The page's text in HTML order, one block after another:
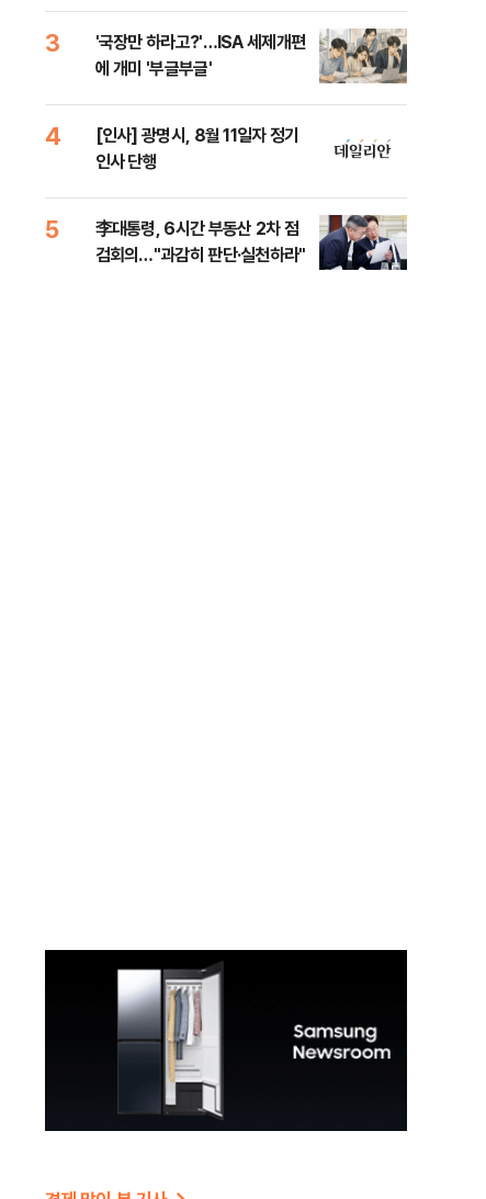
3
'국장만 하라고?'…ISA 세제개편
에 개미 '부글부글'
4
[인사] 광명시, 8월 11일자 정기
인사 단행
5
李대통령, 6시간 부동산 2차 점
검회의…"과감히 판단·실천하라"